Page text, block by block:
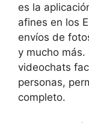
es la
afines en los
envíos de
y mucho
videochats
personas,
completo.